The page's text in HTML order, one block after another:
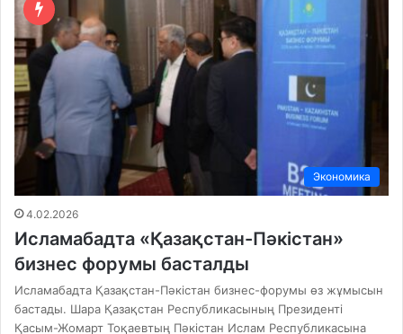
Экономика
4.02.2026
Исламабадта «Қазақстан-Пәкістан»
бизнес форумы басталды
Исламабадта Қазақстан-Пәкістан бизнес-форумы өз жұмысын
бастады. Шара Қазақстан Республикасының Президенті
Қасым-Жомарт Тоқаевтың Пәкістан Ислам Республикасына